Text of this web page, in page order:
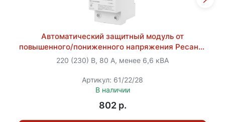
Автоматический защитный модуль от
повышенного/пониженного напряжения Ресанта
АЗМ-40A
220 (230) В, 80 А, менее 6,6 кВА
Артикул: 61/22/28
В наличии
802 p.